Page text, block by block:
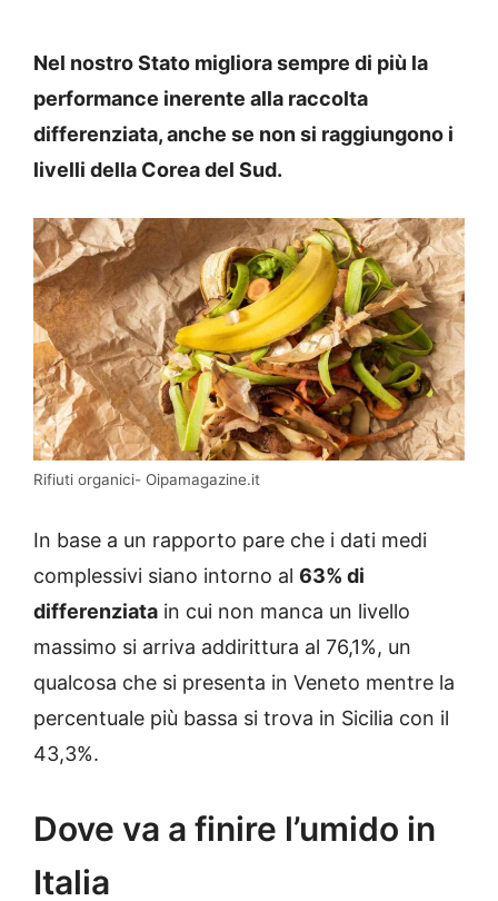
Nel nostro Stato migliora sempre di più la
performance inerente alla raccolta
differenziata, anche se non si raggiungono i
livelli della Corea del Sud.
Rifiuti organici- Oipamagazine.it
In base a un rapporto pare che i dati medi
complessivi siano intorno al 63% di
differenziata in cui non manca un livello
massimo si arriva addirittura al 76,1%, un
qualcosa che si presenta in Veneto mentre la
percentuale più bassa si trova in Sicilia con il
43,3%.
Dove va a finire l’umido in
Italia